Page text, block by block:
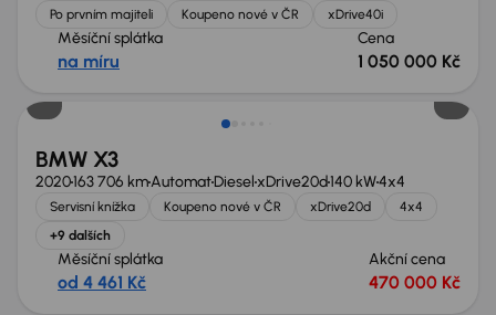
Po prvním majiteli Koupeno nové v ČR xDrive40i
Měsíční splátka
na míru
Cena
1 050 000 Kč
Zlevněno o 20 000 Kč
BMW X3
2020163 706 kmAutomatDiesel xDrive20d140 kW4x4
Servisní knížka Koupeno nové v ČR xDrive20d
4x4
+9 dalších
Měsíční splátka
od 4 461 Kč
Akční cena
470 000 Kč
Zlevněno o 40 000 Kč